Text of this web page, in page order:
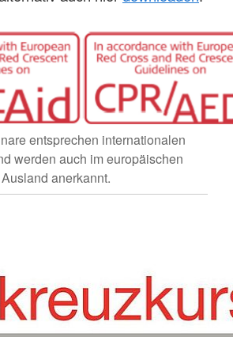
entsprechen internationalen
werden auch im europäischen
Ausland anerkannt.